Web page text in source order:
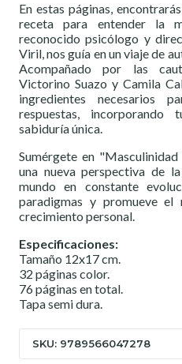
En estas páginas,
receta para entender la
reconocido psicólogo y
Viril, nos guía en un viaje de
Acompañado por las
Victorino Suazo y Camila
ingredientes necesarios
respuestas, incorporando
sabiduría única.
Sumérgete en
una nueva perspectiva de
mundo en constante
paradigmas y promueve
crecimiento personal.
Especificaciones:
Tamaño 12x17 cm.
32 páginas color.
76 páginas en total.
Tapa semi dura.
SKU: 9789566047278